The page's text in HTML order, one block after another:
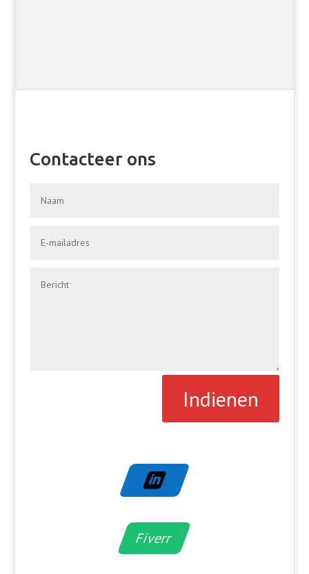
Contacteer ons
Indienen

Fiverr